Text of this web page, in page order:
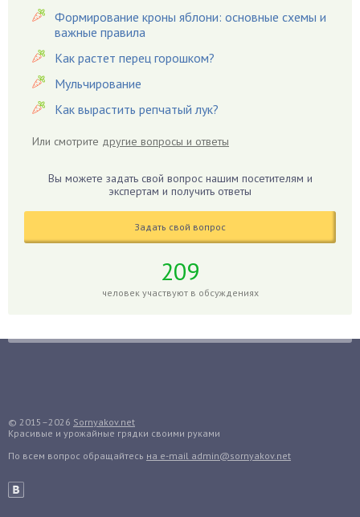
Вредители
Гардения
Гацания
Гвоздики
Георгины
Гиацинт
Гладиолусы
Гранат
Грядки
Гуава
Формирование кроны яблони: основные схемы и
важные правила
Как растет перец горошком?
Мульчирование
Как вырастить репчатый лук?
Или смотрите другие вопросы и ответы
Вы можете задать свой вопрос нашим посетителям и
экспертам и получить ответы
Задать свой вопрос
209
человек участвуют в обсуждениях
© 2015–2026 Sornyakov.net
Красивые и урожайные грядки своими руками
По всем вопрос обращайтесь на e-mail admin@sornyakov.net